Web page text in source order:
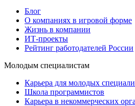
Блог
О компаниях в игровой форме
Жизнь в компании
ИТ-проекты
Рейтинг работодателей России
Молодым специалистам
Карьера для молодых
Школа программистов
Карьера в некоммерческих